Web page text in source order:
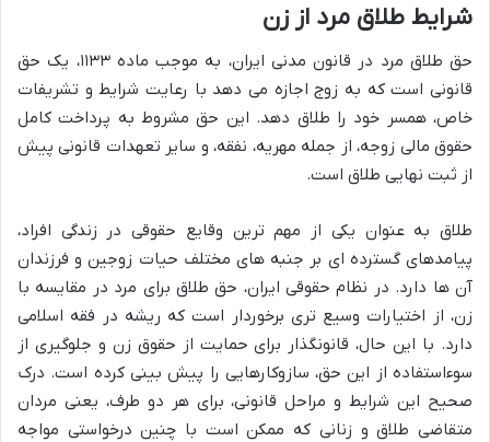
شرایط طلاق مرد از زن
حق طلاق مرد در قانون مدنی ایران، به موجب ماده ۱۱۳۳، یک حق
قانونی است که به زوج اجازه می دهد با رعایت شرایط و تشریفات
خاص، همسر خود را طلاق دهد. این حق مشروط به پرداخت کامل
حقوق مالی زوجه، از جمله مهریه، نفقه، و سایر تعهدات قانونی پیش
از ثبت نهایی طلاق است.
طلاق به عنوان یکی از مهم ترین وقایع حقوقی در زندگی افراد،
پیامدهای گسترده ای بر جنبه های مختلف حیات زوجین و فرزندان
آن ها دارد. در نظام حقوقی ایران، حق طلاق برای مرد در مقایسه با
زن، از اختیارات وسیع تری برخوردار است که ریشه در فقه اسلامی
دارد. با این حال، قانونگذار برای حمایت از حقوق زن و جلوگیری از
سوءاستفاده از این حق، سازوکارهایی را پیش بینی کرده است. درک
صحیح این شرایط و مراحل قانونی، برای هر دو طرف، یعنی مردان
متقاضی طلاق و زنانی که ممکن است با چنین درخواستی مواجه